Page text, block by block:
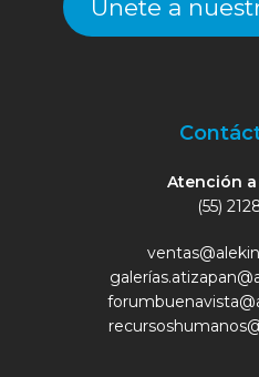
Únete a
Atención
(55)